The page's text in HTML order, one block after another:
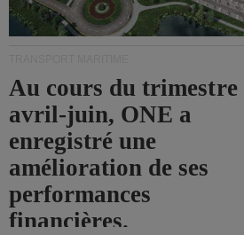
Au cours du trimestre
avril-juin, ONE a
enregistré une
amélioration de ses
performances
financières.